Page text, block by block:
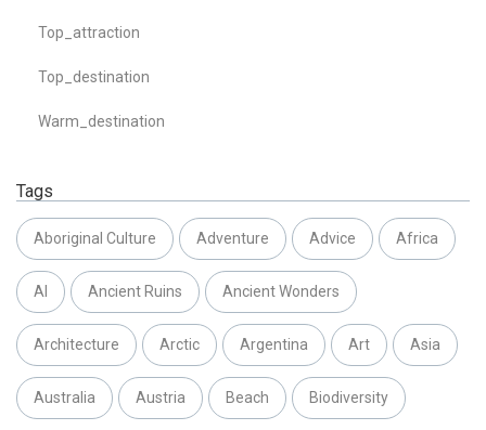
Top_attraction
Top_destination
Warm_destination
Tags
Aboriginal Culture Adventure Advice Africa
AI Ancient Ruins Ancient Wonders
Architecture Arctic Argentina Art Asia
Australia Austria Beach Biodiversity